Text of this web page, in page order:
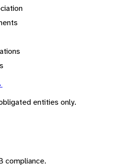
entities only.
compliance.